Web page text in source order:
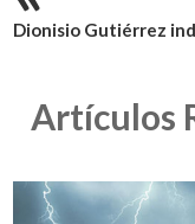
Dionisio Gutiérrez
Artículos